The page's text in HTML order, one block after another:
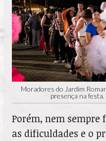
Moradores do Jardim
presença na
Porém, nem sempre
as dificuldades e o